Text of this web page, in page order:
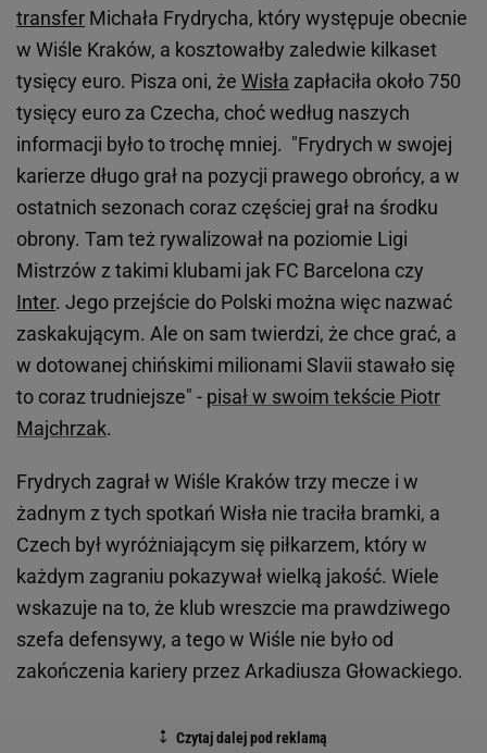
transfer Michała Frydrycha, który występuje obecnie
w Wiśle Kraków, a kosztowałby zaledwie kilkaset
tysięcy euro. Pisza oni, że Wisła zapłaciła około 750
tysięcy euro za Czecha, choć według naszych
informacji było to trochę mniej. "Frydrych w swojej
karierze długo grał na pozycji prawego obrońcy, a w
ostatnich sezonach coraz częściej grał na środku
obrony. Tam też rywalizował na poziomie Ligi
Mistrzów z takimi klubami jak FC Barcelona czy
Inter. Jego przejście do Polski można więc nazwać
zaskakującym. Ale on sam twierdzi, że chce grać, a
w dotowanej chińskimi milionami Slavii stawało się
to coraz trudniejsze" - pisał w swoim tekście Piotr
Majchrzak.
Frydrych zagrał w Wiśle Kraków trzy mecze i w
żadnym z tych spotkań Wisła nie traciła bramki, a
Czech był wyróżniającym się piłkarzem, który w
każdym zagraniu pokazywał wielką jakość. Wiele
wskazuje na to, że klub wreszcie ma prawdziwego
szefa defensywy, a tego w Wiśle nie było od
zakończenia kariery przez Arkadiusza Głowackiego.